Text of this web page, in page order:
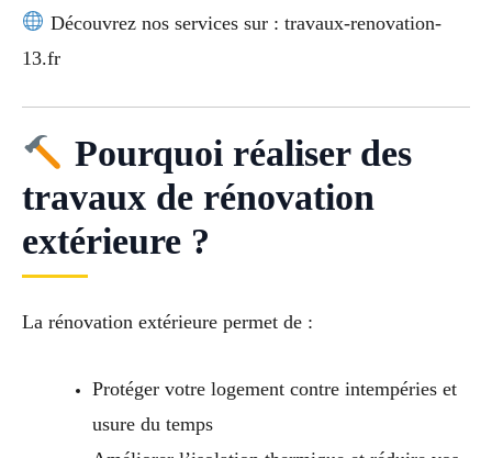
Découvrez nos services sur : travaux-renovation-
13.fr
Pourquoi réaliser des
travaux de rénovation
extérieure ?
La rénovation extérieure permet de :
Protéger votre logement contre intempéries et
usure du temps